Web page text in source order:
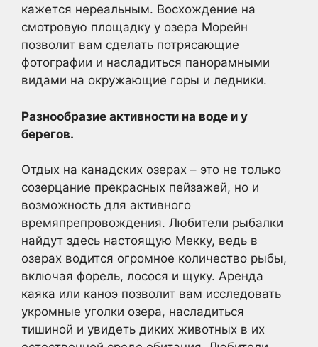
кажется нереальным. Восхождение на
смотровую площадку у озера Морейн
позволит вам сделать потрясающие
фотографии и насладиться панорамными
видами на окружающие горы и ледники.
Разнообразие активности на воде и у
берегов.
Отдых на канадских озерах – это не только
созерцание прекрасных пейзажей, но и
возможность для активного
времяпрепровождения. Любители рыбалки
найдут здесь настоящую Мекку, ведь в
озерах водится огромное количество рыбы,
включая форель, лосося и щуку. Аренда
каяка или каноэ позволит вам исследовать
укромные уголки озера, насладиться
тишиной и увидеть диких животных в их